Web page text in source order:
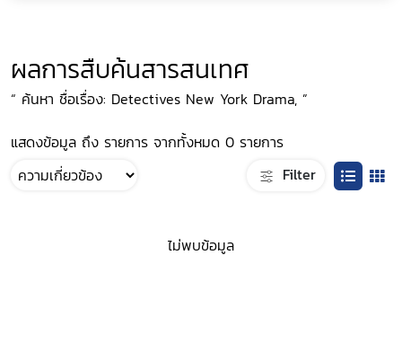
ผลการสืบค้นสารสนเทศ
“ ค้นหา ชื่อเรื่อง: Detectives New York Drama, ”
แสดงข้อมูล ถึง รายการ จากทั้งหมด 0 รายการ
Filter
ไม่พบข้อมูล